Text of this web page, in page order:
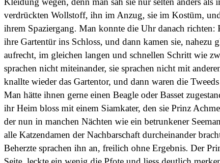
verdrückten Wollstoff, ihn im Anzug, sie im Kostüm,
ihrem Spaziergang. Man konnte die Uhr danach richten:
ihre Gartentür ins Schloss, und dann kamen sie, nahezu
aufrecht, im gleichen langen und schnellen Schritt wie
sprachen nicht miteinander, sie sprachen nicht mit
knallte wieder das Gartentor, und dann waren die
Man hätte ihnen gerne einen Beagle oder Basset
ihr Heim bloss mit einem Siamkater, den sie Prinz
der nun in manchen Nächten wie ein betrunkener
alle Katzendamen der Nachbarschaft durcheinander
Beherzte sprachen ihn an, freilich ohne Ergebnis. Der